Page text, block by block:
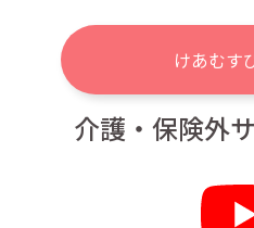
けあむす
介護・保険外